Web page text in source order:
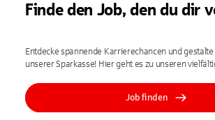
Finde den Job, den du dir
Entdecke spannende Karrierechancen und
unserer Sparkasse! Hier geht es zu unseren
Job finden